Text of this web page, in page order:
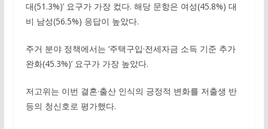
대(51.3%)’ 요구가 가장 컸다. 해당 문항은 여성(45.8%) 대
비 남성(56.5%) 응답이 높았다.
주거 분야 정책에서는 ‘주택구입·전세자금 소득 기준 추가
완화(45.3%)’ 요구가 가장 높았다.
저고위는 이번 결혼·출산 인식의 긍정적 변화를 저출생 반
등의 청신호로 평가했다.